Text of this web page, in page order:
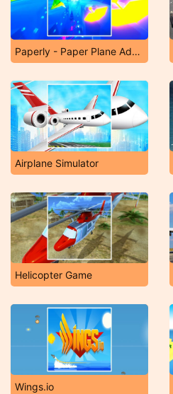
Paperly - Paper Plane Adventure
Airplane Simulator
Helicopter Game
Wings.io